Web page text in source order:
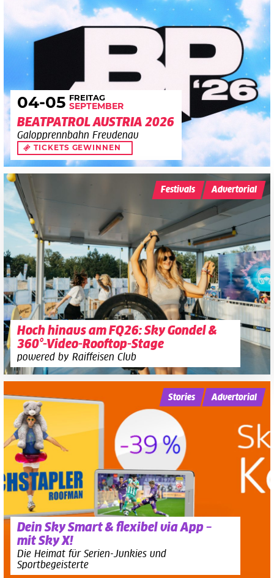
04-05 FREITAG
SEPTEMBER
BEATPATROL AUSTRIA 2026
Galopprennbahn Freudenau
TICKETS GEWINNEN
Hoch hinaus am FQ26: Sky Gondel &
360°-Video-Rooftop-Stage
powered by Raiffeisen Club
Festivals Advertorial
Dein Sky Smart & flexibel via App –
mit Sky X!
Die Heimat für Serien-Junkies und
Sportbegeisterte
Stories Advertorial